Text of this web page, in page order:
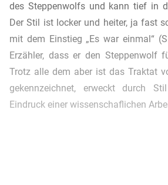
des Steppenwolfs und kann tief in
Der Stil ist locker und heiter, ja fast
mit dem Einstieg „Es war einmal“
Erzähler, dass er den Steppenwolf
Trotz alle dem aber ist das Traktat
gekennzeichnet, erweckt durch
Eindruck einer wissenschaflichen